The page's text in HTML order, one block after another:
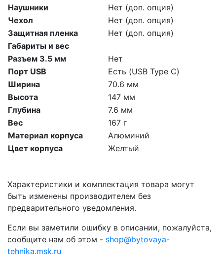
Наушники
Нет (доп. опция)
Чехол
Нет (доп. опция)
Защитная пленка
Нет (доп. опция)
Габариты и вес
Разъем 3.5 мм
Нет
Порт USB
Есть (USB Type C)
Ширина
70.6 мм
Высота
147 мм
Глубина
7.6 мм
Вес
167 г
Материал корпуса
Алюминий
Цвет корпуса
Желтый
Характеристики и комплектация товара могут
быть изменены производителем без
предварительного уведомления.
Если вы заметили ошибку в описании, пожалуйста,
сообщите нам об этом - shop@bytovaya-
tehnika.msk.ru